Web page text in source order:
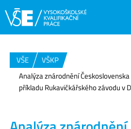
VŠE
VŠKP
Analýza znárodnění
příkladu Rukavičkářského závodu v